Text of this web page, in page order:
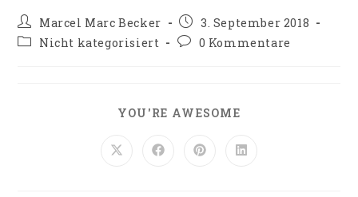
Marcel Marc Becker
3. September 2018
Nicht kategorisiert
0 Kommentare
YOU'RE AWESOME